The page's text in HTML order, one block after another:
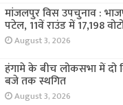
मांजलपुर विस उपचुनाव :
पटेल, 11वें राउंड में 17,198
August 3, 2026
हंगामे के बीच लोकसभा में दो
बजे तक स्थगित
August 3, 2026